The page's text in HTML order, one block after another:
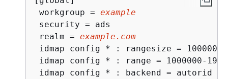
workgroup = example
security = ads
realm = example.com
idmap config * : rangesize = 1000000
idmap config * : range = 1000000-
idmap config * : backend = autorid